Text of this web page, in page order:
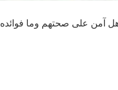
آمن على صحتهم وما فوائده